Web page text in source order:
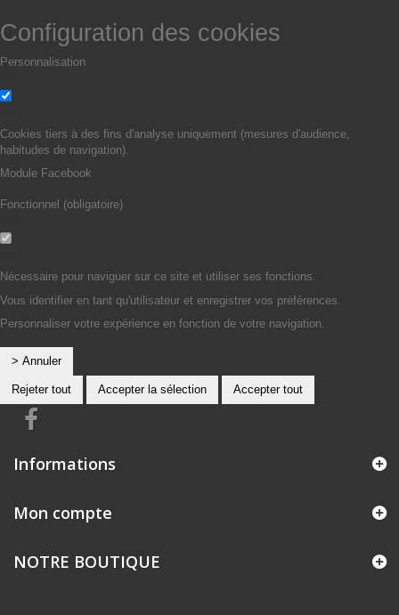
Configuration des cookies
Personnalisation
Cookies tiers à des fins d'analyse uniquement (mesures d'audience,
habitudes de navigation).
Module Facebook
Fonctionnel (obligatoire)
Nécessaire pour naviguer sur ce site et utiliser ses fonctions.
Vous identifier en tant qu'utilisateur et enregistrer vos préférences.
Personnaliser votre expérience en fonction de votre navigation.
> Annuler
Rejeter tout Accepter la sélection Accepter tout
Informations
Mon compte
NOTRE BOUTIQUE